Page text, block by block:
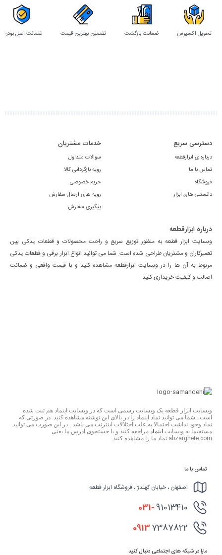
تحویل اکسپرس ضمانت بازگشت تضمین بهترین قیمت ضمانت اصل بودن
دسترسی سریع
درباره ی ابزارقطعه
تماس با ما
فروشگاه
دانستنی های ابزار
خدمات مشتریان
سوالات متداول
رویه بازگردانی کالا
حریم خصوصی
رویه های ارسال سفارش
پیگیری سفارش
درباره ابزارقطعه
وبسایت ابزار قطعه به منظور توزیع سریع و راحت محصولات و قطعات یدکی بین
تعمیرکاران و مشتریان طراحی شده است. شما می توانید انواع ابزار برقی و قطعات یدکی
مربوط به آن ها را در وبسایت ابزارقطعه مشاهده کنید و با قیمت واقعی و ضمانت
اصالت و کیفیت خریداری کنید.
وبسایت ابزار قطعه یک وبسایت رسمی است که در وبسایت اینماد هم ثبت شده
است . شما می توانید نماد اینماد را در بالای این نوشته مشاهده کنید. در صورتی که
نماد وجود نداشت احتمالا به علت اختلالات اینترنت می باشد . در این صورت می توانید
مستقیما به وبسایت اینماد مراجعه کنید و با جستجوی آدرس ما یعنی
abzarghete.com نماد ما را مشاهده کنید.
تماس با ما
اصفهان ، خیابان کهندژ ، فروشگاه ابزار قطعه
031-91013410
09137387822
مارا در شبکه های اجتماعی دنبال کنید